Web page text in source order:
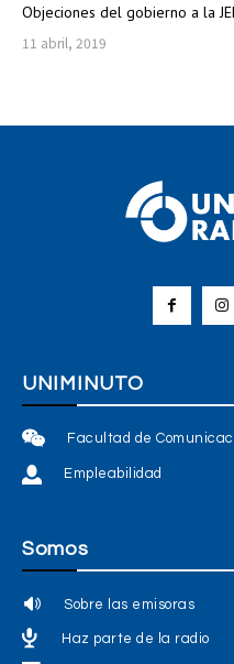
Objeciones del gobierno a la
11 abril, 2019
UNIMINUTO
Facultad de
Empleabilidad
Somos
Sobre las emisoras
Haz parte de la radio